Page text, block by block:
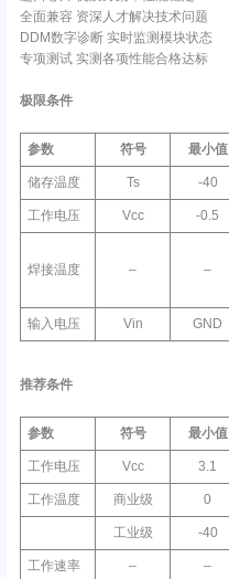
全面兼容 资深人才解决技术问题
DDM数字诊断 实时监测模块状态
专项测试 实测各项性能合格达标
极限条件
参数 符号 最小值
储存温度 Ts -40
工作电压 Vcc -0.5
焊接温度 – –
输入电压 Vin GND
推荐条件
参数 符号 最小值
工作电压 Vcc 3.1
工作温度 商业级 0
工业级 -40
工作速率 – –